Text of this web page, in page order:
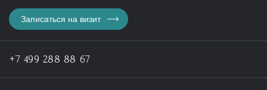
Записаться на визит
+7 499 288 88 67